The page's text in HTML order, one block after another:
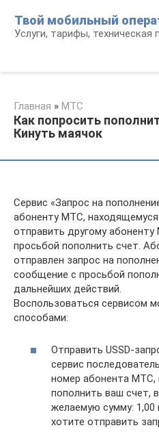
контенту
Твой мобильный
Услуги, тарифы,
Главная » МТС
Как попросить
Кинуть маячок
Сервис «Запрос на
абоненту МТС,
отправить другому абоненту
просьбой пополнить счет.
отправлен запрос на
сообщение с просьбой
дальнейших действий.
Воспользоваться сервисом
способами:
Отправить USSD-
сервис
номер абонента МТС,
пополнить ваш счет,
желаемую сумму: 1,00
хотите отправить